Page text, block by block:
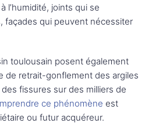
l’humidité, joints qui se
façades qui peuvent nécessiter
toulousain posent également
de retrait-gonflement des argiles
fissures sur des milliers de
ce phénomène est
ou futur acquéreur.